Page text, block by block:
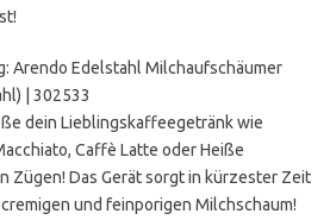
Arendo Edelstahl Milchaufschäumer
| 302533
dein Lieblingskaffeegetränk wie
Caffè Latte oder Heiße
Zügen! Das Gerät sorgt in kürzester Zeit
und feinporigen Milchschaum!